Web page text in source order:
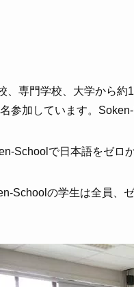
、専門学校、大学から
参加しています。
Schoolで日本語をゼロ
Schoolの学生は全員、